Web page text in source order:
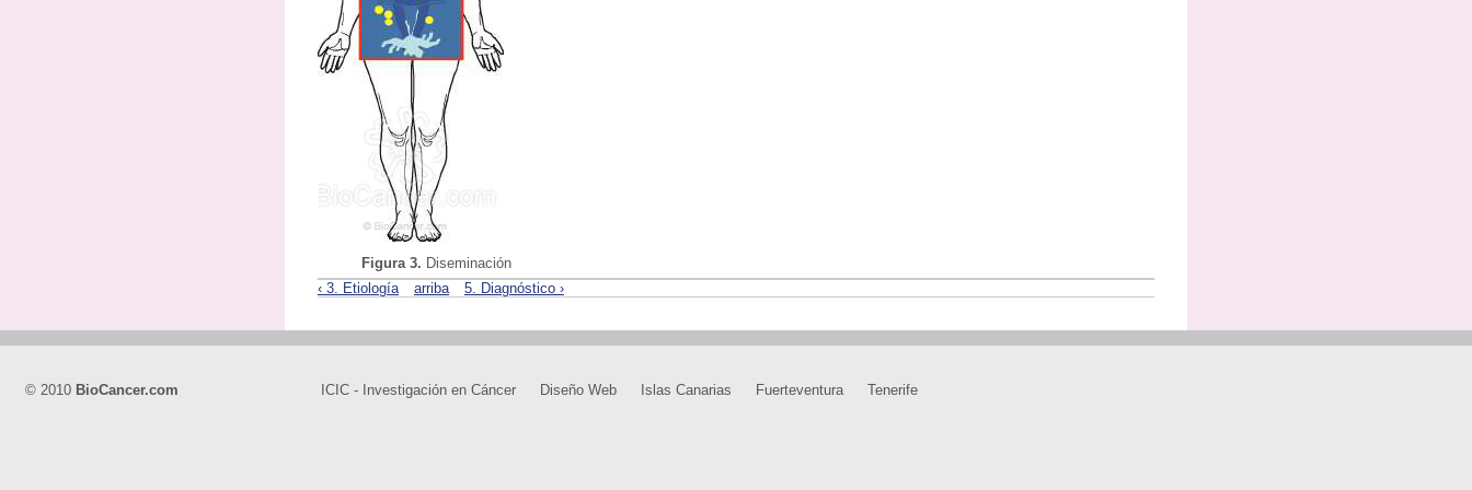
Figura 3. Diseminación
‹ 3. Etiología
arriba 5. Diagnóstico ›
© 2010 BioCancer.com ICIC - Investigación en Cáncer Diseño Web Islas Canarias Fuerteventura Tenerife